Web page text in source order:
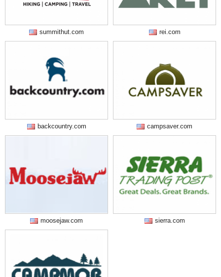
summithut.com rei.com
backcountry.com campsaver.com
moosejaw.com sierra.com